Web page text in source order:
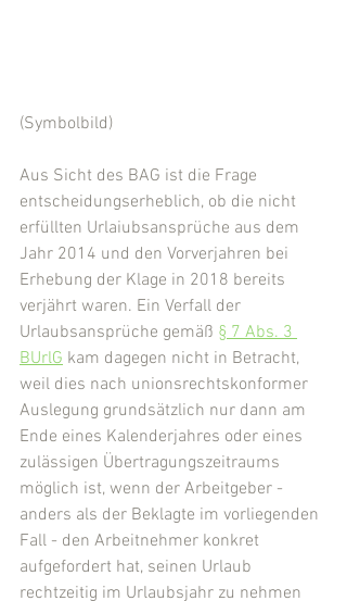
(Symbolbild)
Aus Sicht des BAG ist die Frage
entscheidungserheblich, ob die nicht
erfüllten Urlaiubsansprüche aus dem
Jahr 2014 und den Vorverjahren bei
Erhebung der Klage in 2018 bereits
verjährt waren. Ein Verfall der
Urlaubsansprüche gemäß § 7 Abs. 3
BUrlG kam dagegen nicht in Betracht,
weil dies nach unionsrechtskonformer
Auslegung grundsätzlich nur dann am
Ende eines Kalenderjahres oder eines
zulässigen Übertragungszeitraums
möglich ist, wenn der Arbeitgeber -
anders als der Beklagte im vorliegenden
Fall - den Arbeitnehmer konkret
aufgefordert hat, seinen Urlaub
rechtzeitig im Urlaubsjahr zu nehmen